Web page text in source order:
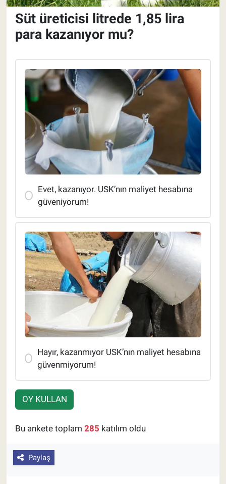
Süt üreticisi litrede 1,85 lira
para kazanıyor mu?
Evet, kazanıyor. USK’nın maliyet hesabına
güveniyorum!
Hayır, kazanmıyor USK’nın maliyet hesabına
güvenmiyorum!
OY KULLAN
Bu ankete toplam 285 katılım oldu
Paylaş
Pankobirlik
Tarım Bilgisi
Yetiştirici Soruyor
Dünyada Tarım
Üretici Birlikleri
Şeker ve Şekerli Mamüller
Tahıllar ve Baklagiller
Tohum